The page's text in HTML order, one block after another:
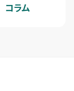
コラム